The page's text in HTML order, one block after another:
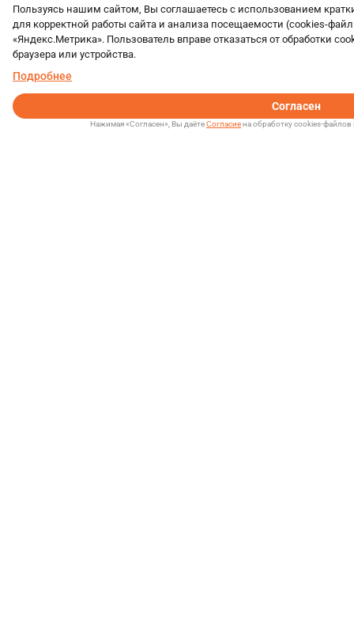
Пользуясь нашим сайтом, Вы соглашаетесь с использованием
для корректной работы сайта и анализа посещаемости (cookies-
«Яндекс.Метрика». Пользователь вправе отказаться от обработки
браузера или устройства.
Подробнее
Согласен
Нажимая «Согласен», Вы даётеСогласиена обработку cookies-файлов